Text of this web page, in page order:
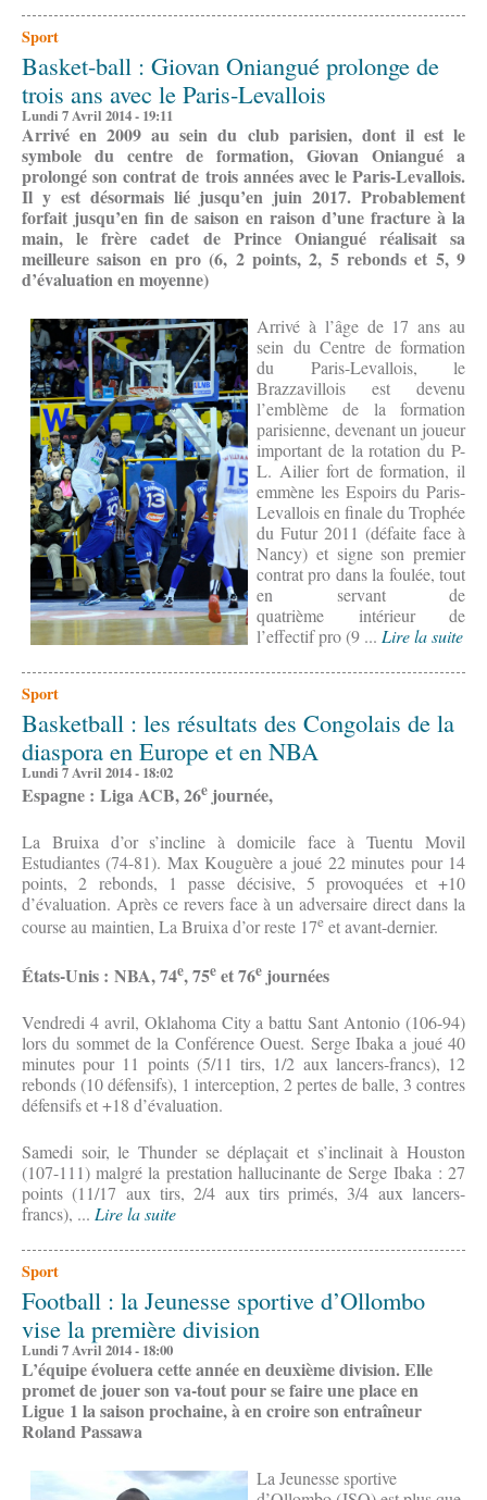
Sport
Basket-ball : Giovan Oniangué prolonge de
trois ans avec le Paris-Levallois
Lundi 7 Avril 2014 - 19:11
Arrivé en 2009 au sein du club parisien, dont il est le
symbole du centre de formation, Giovan Oniangué a
prolongé son contrat de trois années avec le Paris-Levallois.
Il y est désormais lié jusqu’en juin 2017. Probablement
forfait jusqu’en fin de saison en raison d’une fracture à la
main, le frère cadet de Prince Oniangué réalisait sa
meilleure saison en pro (6, 2 points, 2, 5 rebonds et 5, 9
d’évaluation en moyenne)
Arrivé à l’âge de 17 ans au
sein du Centre de formation
du Paris-Levallois, le
Brazzavillois est devenu
l’emblème de la formation
parisienne, devenant un joueur
important de la rotation du P-
L. Ailier fort de formation, il
emmène les Espoirs du Paris-
Levallois en finale du Trophée
du Futur 2011 (défaite face à
Nancy) et signe son premier
contrat pro dans la foulée, tout
en servant de
quatrième intérieur de
l’effectif pro (9 ... Lire la suite
Sport
Basketball : les résultats des Congolais de la
diaspora en Europe et en NBA
Lundi 7 Avril 2014 - 18:02
Espagne : Liga ACB, 26e journée,
La Bruixa d’or s’incline à domicile face à Tuentu Movil
Estudiantes (74-81). Max Kouguère a joué 22 minutes pour 14
points, 2 rebonds, 1 passe décisive, 5 provoquées et +10
d’évaluation. Après ce revers face à un adversaire direct dans la
course au maintien, La Bruixa d’or reste 17e et avant-dernier.
États-Unis : NBA, 74e, 75e et 76e journées
Vendredi 4 avril, Oklahoma City a battu Sant Antonio (106-94)
lors du sommet de la Conférence Ouest. Serge Ibaka a joué 40
minutes pour 11 points (5/11 tirs, 1/2 aux lancers-francs), 12
rebonds (10 défensifs), 1 interception, 2 pertes de balle, 3 contres
défensifs et +18 d’évaluation.
Samedi soir, le Thunder se déplaçait et s’inclinait à Houston
(107-111) malgré la prestation hallucinante de Serge Ibaka : 27
points (11/17 aux tirs, 2/4 aux tirs primés, 3/4 aux lancers-
francs), ... Lire la suite
Sport
Football : la Jeunesse sportive d’Ollombo
vise la première division
Lundi 7 Avril 2014 - 18:00
L’équipe évoluera cette année en deuxième division. Elle
promet de jouer son va-tout pour se faire une place en
Ligue 1 la saison prochaine, à en croire son entraîneur
Roland Passawa
La Jeunesse sportive